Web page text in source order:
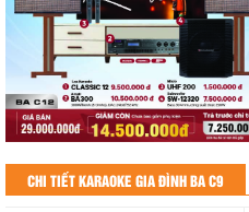
CHI TIẾT KARAOKE GIA ĐÌNH BA C9